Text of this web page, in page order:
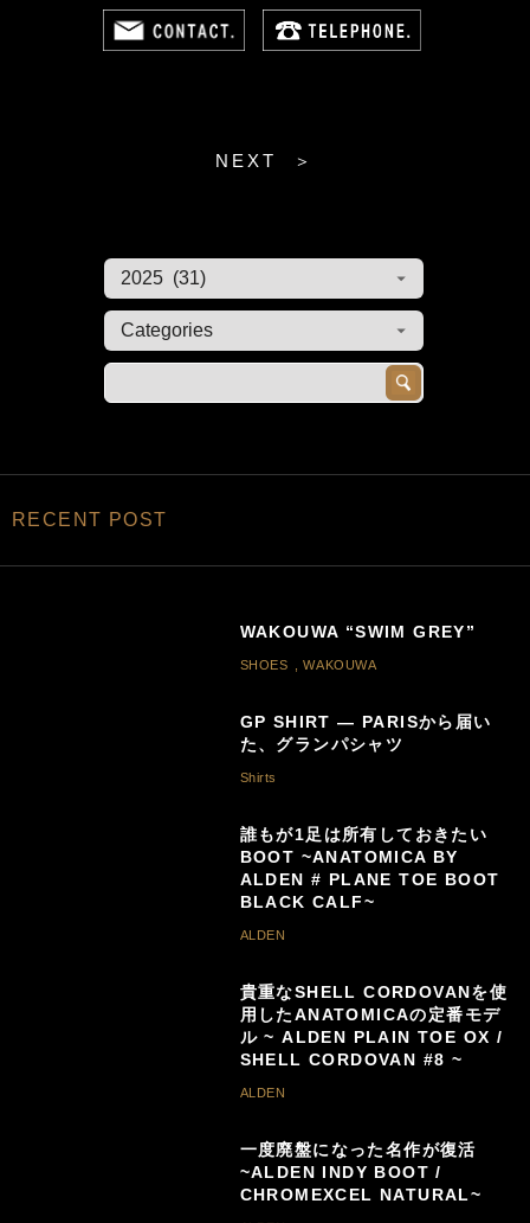
NEXT ＞
RECENT POST
WAKOUWA “SWIM GREY”
SHOES ,WAKOUWA
GP SHIRT — PARISから届い
た、グランパシャツ
Shirts
誰もが1足は所有しておきたい
BOOT ~ANATOMICA BY
ALDEN # PLANE TOE BOOT
BLACK CALF~
ALDEN
貴重なSHELL CORDOVANを使
用したANATOMICAの定番モデ
ル ~ ALDEN PLAIN TOE OX /
SHELL CORDOVAN #8 ~
ALDEN
一度廃盤になった名作が復活
~ALDEN INDY BOOT /
CHROMEXCEL NATURAL~